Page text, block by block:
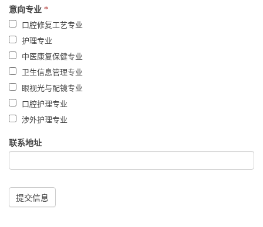
意向专业 *
口腔修复工艺专业
护理专业
中医康复保健专业
卫生信息管理专业
眼视光与配镜专业
口腔护理专业
涉外护理专业
联系地址
提交信息